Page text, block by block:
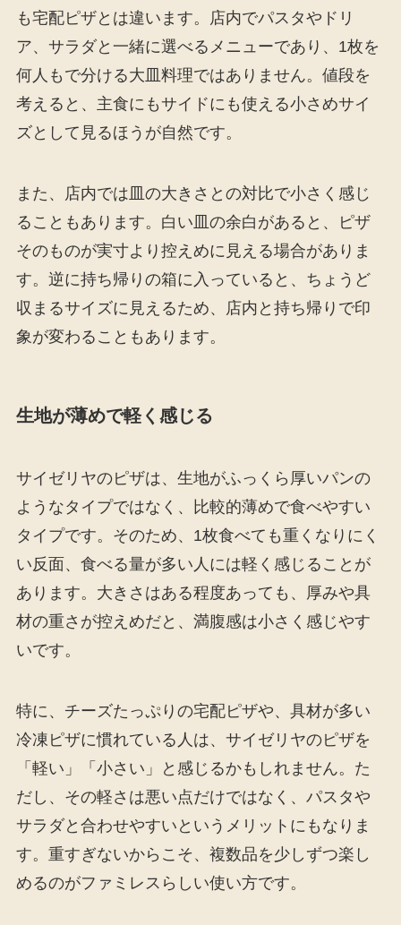
も宅配ピザとは違います。店内でパスタやドリ
ア、サラダと一緒に選べるメニューであり、1枚を
何人もで分ける大皿料理ではありません。値段を
考えると、主食にもサイドにも使える小さめサイ
ズとして見るほうが自然です。
また、店内では皿の大きさとの対比で小さく感じ
ることもあります。白い皿の余白があると、ピザ
そのものが実寸より控えめに見える場合がありま
す。逆に持ち帰りの箱に入っていると、ちょうど
収まるサイズに見えるため、店内と持ち帰りで印
象が変わることもあります。
生地が薄めで軽く感じる
サイゼリヤのピザは、生地がふっくら厚いパンの
ようなタイプではなく、比較的薄めで食べやすい
タイプです。そのため、1枚食べても重くなりにく
い反面、食べる量が多い人には軽く感じることが
あります。大きさはある程度あっても、厚みや具
材の重さが控えめだと、満腹感は小さく感じやす
いです。
特に、チーズたっぷりの宅配ピザや、具材が多い
冷凍ピザに慣れている人は、サイゼリヤのピザを
「軽い」「小さい」と感じるかもしれません。た
だし、その軽さは悪い点だけではなく、パスタや
サラダと合わせやすいというメリットにもなりま
す。重すぎないからこそ、複数品を少しずつ楽し
めるのがファミレスらしい使い方です。